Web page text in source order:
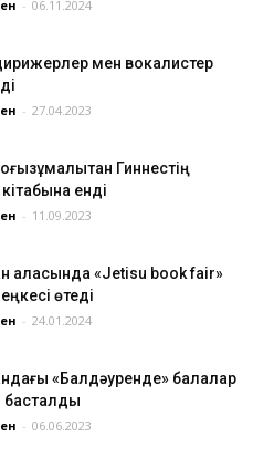
- 06.11.2024
мен вокалистер
- 27.04.2023
Гиннестің
енді
- 11.09.2023
қаласында «Jetisu book fair»
өтеді
- 24.01.2024
«Балдәуренде» балалар
- 06.06.2023